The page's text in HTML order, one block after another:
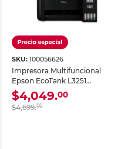
SKU:100056626
Impresora Multifuncional
Epson EcoTank L3251
Inyección de Tinta Color Wi-Fi
$4,049.00
$4,699.00